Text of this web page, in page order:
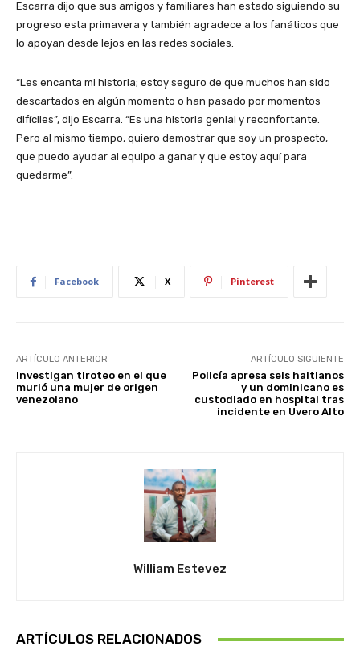
Escarra dijo que sus amigos y familiares han estado siguiendo su
progreso esta primavera y también agradece a los fanáticos que
lo apoyan desde lejos en las redes sociales.
“Les encanta mi historia; estoy seguro de que muchos han sido
descartados en algún momento o han pasado por momentos
difíciles”, dijo Escarra. “Es una historia genial y reconfortante.
Pero al mismo tiempo, quiero demostrar que soy un prospecto,
que puedo ayudar al equipo a ganar y que estoy aquí para
quedarme”.
Facebook X Pinterest
ARTÍCULO ANTERIOR
Investigan tiroteo en el que
murió una mujer de origen
venezolano
ARTÍCULO SIGUIENTE
Policía apresa seis haitianos
y un dominicano es
custodiado en hospital tras
incidente en Uvero Alto
William Estevez
ARTÍCULOS RELACIONADOS